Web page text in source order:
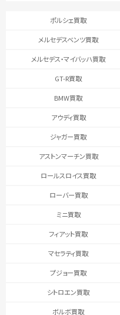
ポルシェ買取
メルセデスベンツ買取
メルセデス・マイバッハ買取
GT-R買取
BMW買取
アウディ買取
ジャガー買取
アストンマーチン買取
ロールスロイス買取
ローバー買取
ミニ買取
フィアット買取
マセラティ買取
プジョー買取
シトロエン買取
ボルボ買取